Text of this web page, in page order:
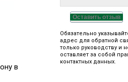
Оставить отзыв
Обязательно
адрес для обратной
только руководству и
оставляет за собой
контактных данных.
в